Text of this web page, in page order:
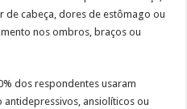
de cabeça, dores de estômago ou
nos ombros, braços ou
dos respondentes usaram
ansiolíticos ou